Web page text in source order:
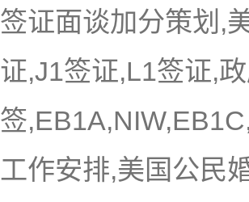
签证面谈加分策划,
证,J1签证,L1签证,
签
工作安排,美国公民